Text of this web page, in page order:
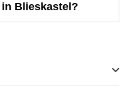
Blieskastel?